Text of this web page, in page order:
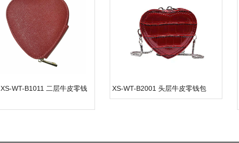
WT-B1011 二层牛皮零钱
XS-WT-B2001 头层牛皮零钱包